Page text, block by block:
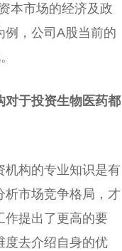
本市场的经济及政
例，公司A股当前的
对于投资生物医药都
机构的专业知识是有
析市场竞争格局，才
作提出了更高的要
度去介绍自身的优